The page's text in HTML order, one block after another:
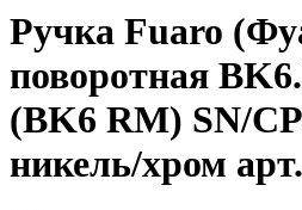
Ручка Fuaro
поворотная
(BK6 RM) SN/
никель/хром